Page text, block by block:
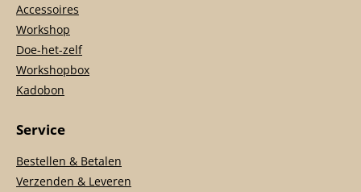
Accessoires
Workshop
Doe-het-zelf
Workshopbox
Kadobon
Service
Bestellen & Betalen
Verzenden & Leveren